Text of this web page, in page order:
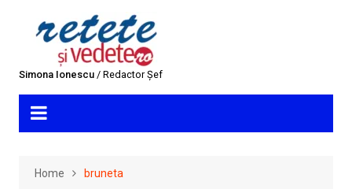
Simona Ionescu/ Redactor Șef
Home bruneta